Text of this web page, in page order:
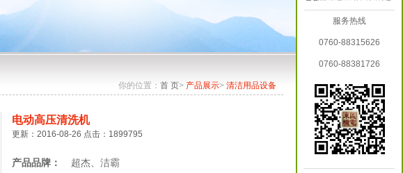
你的位置： 首 页> 产品展示> 清洁用品设备
电动高压清洗机
更新：2016-08-26 点击：1899795
产品品牌： 超杰、洁霸
服务热线
0760-88315626
0760-88381726